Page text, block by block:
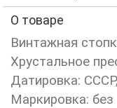
О товаре
Винтажная
Хрустальное
Датировка:
Маркировка: без